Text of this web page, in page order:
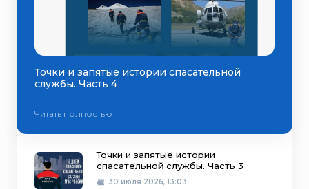
Точки и запятые истории спасательной
службы. Часть 4
Читать полностью
Точки и запятые истории
спасательной службы. Часть 3
30 июля 2026, 13:03